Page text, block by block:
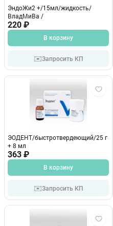
ЭндоЖи2 +/15мл/жидкость/
ВладМиВа /
220 ₽
В корзину
✉️Запросить КП
ЭОДЕНТ/быстротвердеющий/25 г
+ 8 мл
363 ₽
В корзину
✉️Запросить КП